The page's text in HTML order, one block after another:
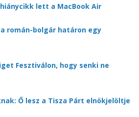
lett a MacBook Air
román-bolgár határon egy
Fesztiválon, hogy senki ne
Ő lesz a Tisza Párt elnökjelöltje